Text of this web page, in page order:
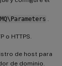
o HTTPS.
de host para
de dominio.